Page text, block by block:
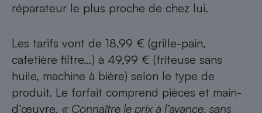
réparateur le plus proche de chez lui.
Les tarifs vont de 18,99 € (grille-pain,
cafetière filtre…) à 49,99 € (friteuse sans
huile, machine à bière) selon le type de
produit. Le forfait comprend pièces et main-
d’œuvre. « Connaître le prix à l’avance, sans